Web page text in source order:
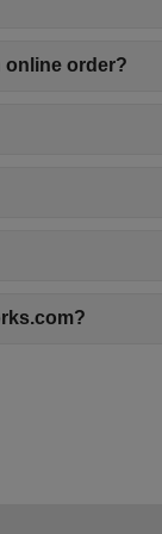
online order?